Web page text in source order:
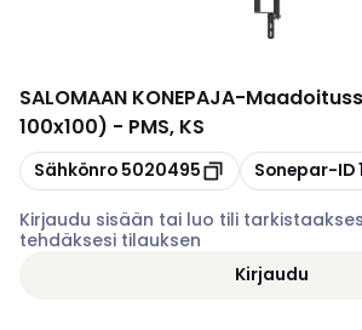
SALOMAAN KONEPAJA-
100x100) - PMS, KS
Kopioi
Sähkönro 5020495 Kopioi
Sonepar-ID
Kirjaudu sisään tai luo tili
tehdäksesi tilauksen
Kirjaudu